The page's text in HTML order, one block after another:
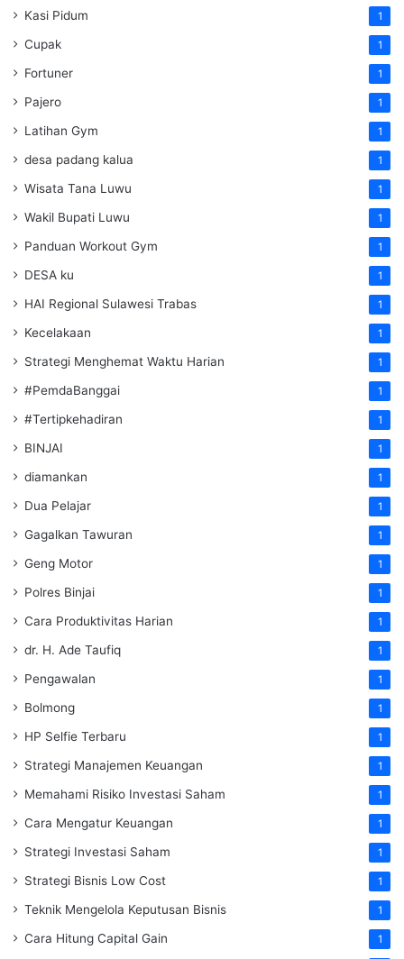
Kasi Pidum 1
Cupak 1
Fortuner 1
Pajero 1
Latihan Gym 1
desa padang kalua 1
Wisata Tana Luwu 1
Wakil Bupati Luwu 1
Panduan Workout Gym 1
DESA ku 1
HAI Regional Sulawesi Trabas 1
Kecelakaan 1
Strategi Menghemat Waktu Harian 1
#PemdaBanggai 1
#Tertipkehadiran 1
BINJAI 1
diamankan 1
Dua Pelajar 1
Gagalkan Tawuran 1
Geng Motor 1
Polres Binjai 1
Cara Produktivitas Harian 1
dr. H. Ade Taufiq 1
Pengawalan 1
Bolmong 1
HP Selfie Terbaru 1
Strategi Manajemen Keuangan 1
Memahami Risiko Investasi Saham 1
Cara Mengatur Keuangan 1
Strategi Investasi Saham 1
Strategi Bisnis Low Cost 1
Teknik Mengelola Keputusan Bisnis 1
Cara Hitung Capital Gain 1